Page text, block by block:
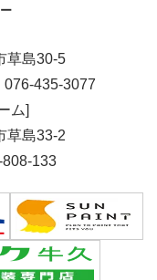
草島30-5
435-3077
ム]
草島33-2
133